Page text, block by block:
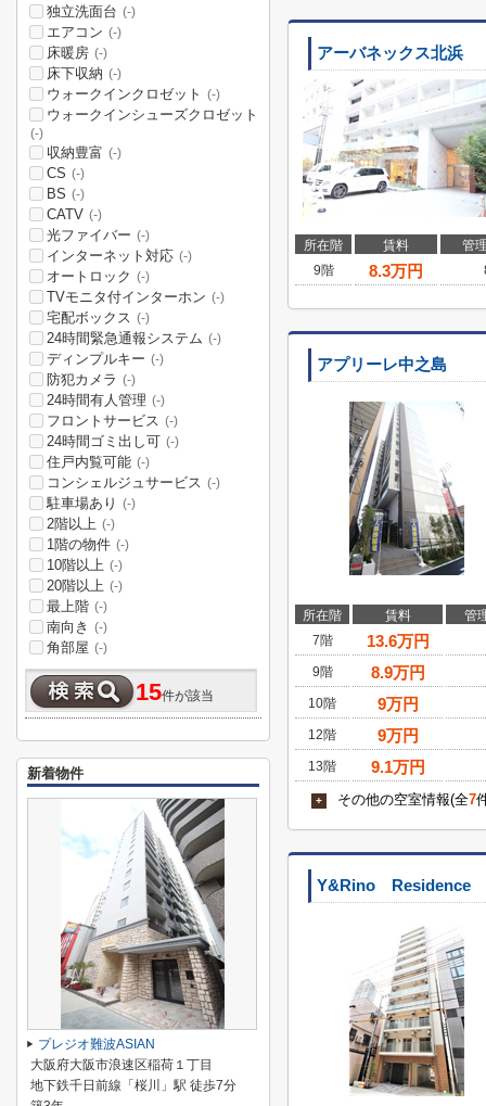
アーバネックス北浜
所在階 賃料
管
9階
8.3万円
アプリーレ中之島
所在階 賃料
管
7階
13.6万円
9階 8.9万円
10階 9万円
12階 9万円
13階 9.1万円
+ その他の空室情報(全7
Y&Rino Residence
独立洗面台 (-)
エアコン (-)
床暖房 (-)
床下収納 (-)
ウォークインクロゼット (-)
ウォークインシューズクロゼット
(-)
収納豊富 (-)
CS (-)
BS (-)
CATV (-)
光ファイバー (-)
インターネット対応 (-)
オートロック (-)
TVモニタ付インターホン (-)
宅配ボックス (-)
24時間緊急通報システム (-)
ディンプルキー (-)
防犯カメラ (-)
24時間有人管理 (-)
フロントサービス (-)
24時間ゴミ出し可 (-)
住戸内覧可能 (-)
コンシェルジュサービス (-)
駐車場あり (-)
2階以上 (-)
1階の物件 (-)
10階以上 (-)
20階以上 (-)
最上階 (-)
南向き (-)
角部屋 (-)
15件が該当
新着物件
プレジオ難波ASIAN
大阪府大阪市浪速区稲荷１丁目
地下鉄千日前線「桜川」駅 徒歩7分